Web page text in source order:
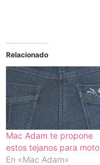
Relacionado
Mac Adam te propone
estos tejanos para moto
En «Mac Adam»